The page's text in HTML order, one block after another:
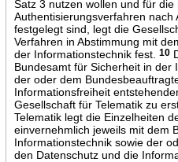
Satz 3 nutzen wollen und für die
Authentisierungsverfahren nach
festgelegt sind, legt die
Verfahren in Abstimmung mit
der Informationstechnik fest.
10
Bundesamt für Sicherheit in der
der oder dem
Informationsfreiheit
Gesellschaft für Telematik zu
Telematik legt die Einzelheiten
einvernehmlich jeweils mit dem
Informationstechnik sowie der
den Datenschutz und die